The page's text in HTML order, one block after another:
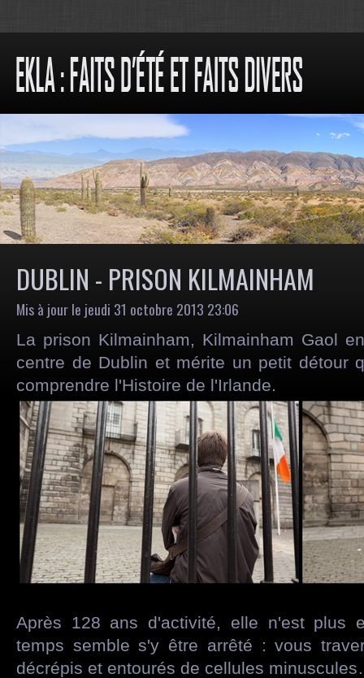
DUBLIN - PRISON KILMAINHAM
Mis à jour le jeudi 31 octobre 2013 23:06
La prison Kilmainham, Kilmainham Gaol
centre de Dublin et mérite un petit détour
comprendre l'Histoire de l'Irlande.
Après 128 ans d'activité, elle n'est plus
temps semble s'y être arrêté : vous
décrépis et entourés de cellules